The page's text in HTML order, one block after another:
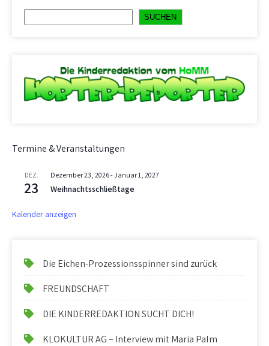
SUCHEN
Termine & Veranstaltungen
DEZ.
23
Dezember 23, 2026- Januar 1, 2027
Weihnachtsschließtage
Kalender anzeigen
Die Eichen-Prozessionsspinner sind zurück
FREUNDSCHAFT
DIE KINDERREDAKTION SUCHT DICH!
KLOKULTUR AG – Interview mit Maria Palm